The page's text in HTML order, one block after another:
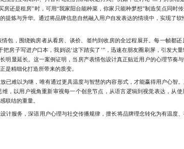
房还是租房”时，可用“我家阳台能种菜，你家只能种梦想”制造笑点同时
提炼与升华。通过将品牌信息自然融入用户自发表达的情境中，实现了软
，围绕购房者从看房、谈价、签约到收房的全过程展开。每一帧都还
房子写进户口本，我妈说‘这下踏实了’”，迅速在朋友圈刷屏，引发大
明显延长。这一案例证明，当房产表情包设计真正贴近用户的心理节奏
是精细化打造所带来的质变。
难以为继，唯有通过更具温度与智慧的内容形式，才能赢得用户心智
，以用户视角重新审视每一个创意节点，从语言逻辑到视觉表达，从
联结的重量。
服务，深谙用户心理与社交传播规律，擅长将品牌理念转化为有温度